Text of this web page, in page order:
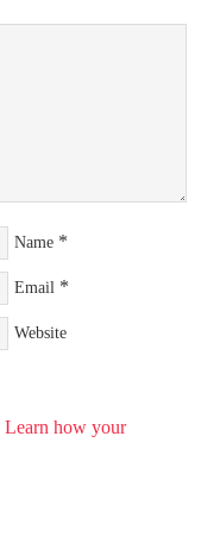
Name *
Email *
Website
Learn how your